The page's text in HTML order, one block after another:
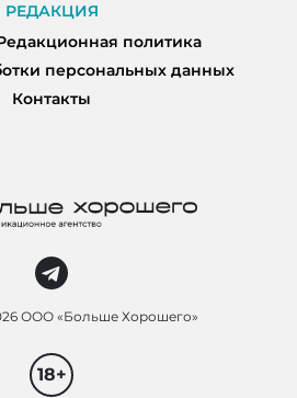
РЕДАКЦИЯ
политика
персональных данных
Контакты
ООО «Больше Хорошего»
18+